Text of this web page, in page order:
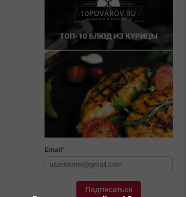
Email *
Подписаться